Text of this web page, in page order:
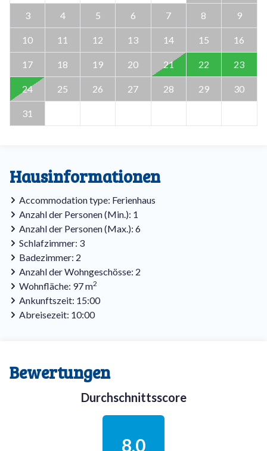
3 4 5 6 7 8 9
10 11 12 13 14 15 16
17 18 19 20 21 22 23
24 25 26 27 28 29 30
31
Hausinformationen
Accommodation type: Ferienhaus
Anzahl der Personen (Min.): 1
Anzahl der Personen (Max.): 6
Schlafzimmer: 3
Badezimmer: 2
Anzahl der Wohngeschösse: 2
Wohnfläche: 97 m2
Ankunftszeit: 15:00
Abreisezeit: 10:00
Bewertungen
Durchschnittsscore
8,0